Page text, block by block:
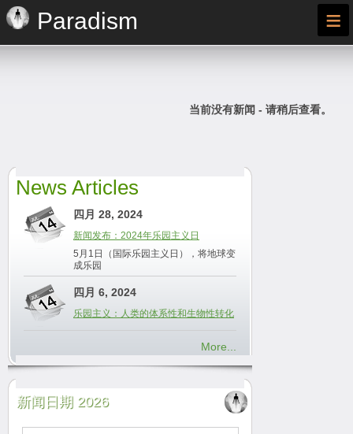
Paradism ≡
当前没有新闻 - 请稍后查看。
News Articles
四月 28, 2024
新闻发布：2024年乐园主义日
5月1日（国际乐园主义日），将地球变
成乐园
四月 6, 2024
乐园主义：人类的体系性和生物性转化
More...
新闻日期 2026